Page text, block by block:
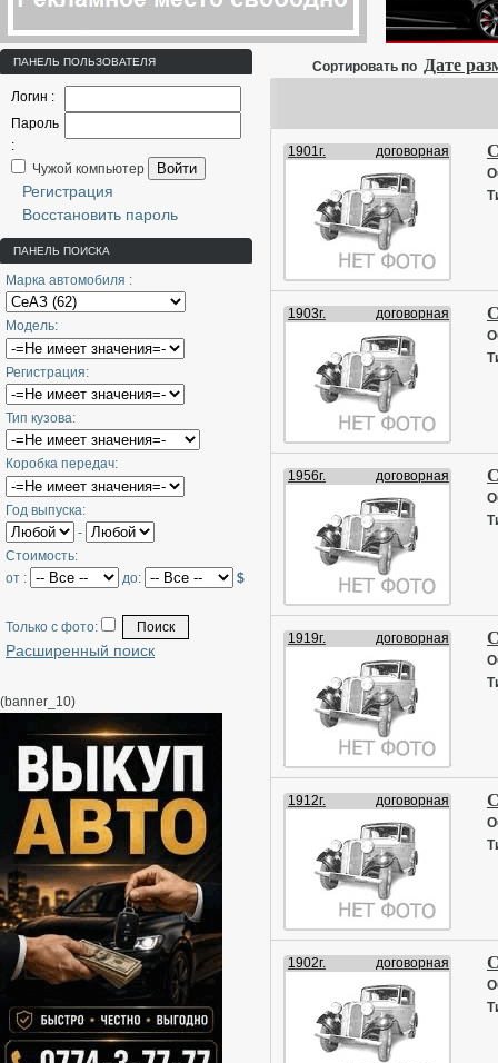
ПАНЕЛЬ ПОЛЬЗОВАТЕЛЯ
Логин :
Пароль
:
Чужой компьютер
Войти
Регистрация
Восстановить пароль
ПАНЕЛЬ ПОИСКА
Марка автомобиля :
Модель:
Регистрация:
Тип кузова:
Коробка передач:
Год выпуска:
-
Стоимость:
от :
до: $
Только с фото:
Расширенный поиск
(banner_10)
Сортировать по Дате
1901г. договорная
1903г. договорная
1956г. договорная
1919г. договорная
1912г. договорная
1902г. договорная